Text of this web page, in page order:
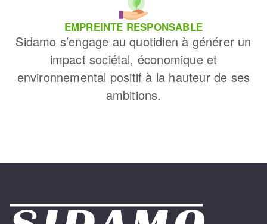
EMPREINTE RESPONSABLE
Sidamo s’engage au quotidien à générer un
impact sociétal, économique et
environnemental positif à la hauteur de ses
ambitions.